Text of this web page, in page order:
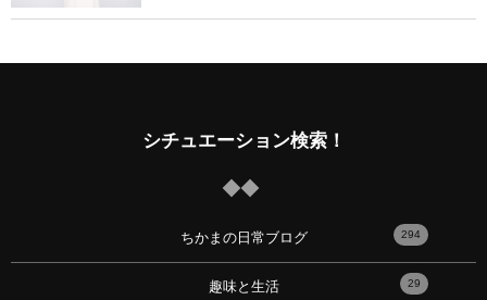
シチュエーション検索！
ちかまの日常ブログ 294
趣味と生活 29